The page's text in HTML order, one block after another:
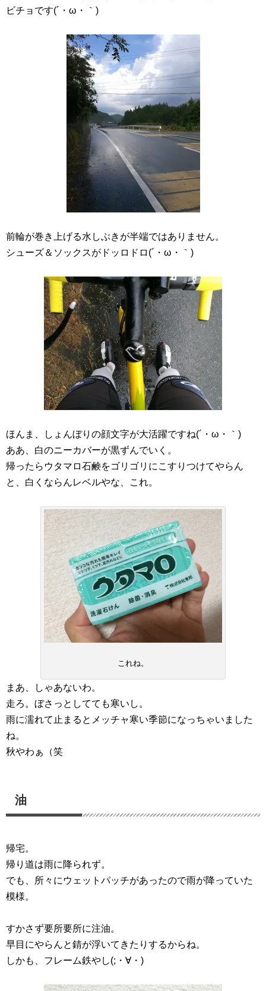
ビチョです(´・ω・｀)
前輪が巻き上げる水しぶきが半端ではありません。
シューズ＆ソックスがドッロドロ(´・ω・｀)
ほんま、しょんぼりの顔文字が大活躍ですね(´・ω・｀)
ああ、白のニーカバーが黒ずんでいく。
帰ったらウタマロ石鹸をゴリゴリにこすりつけてやらん
と、白くならんレベルやな、これ。
これね。
まあ、しゃあないわ。
走ろ。ぼさっとしてても寒いし。
雨に濡れて止まるとメッチャ寒い季節になっちゃいました
ね。
秋やわぁ（笑
油
帰宅。
帰り道は雨に降られず。
でも、所々にウェットパッチがあったので雨が降っていた
模様。
すかさず要所要所に注油。
早目にやらんと錆が浮いてきたりするからね。
しかも、フレーム鉄やし(;・∀・)